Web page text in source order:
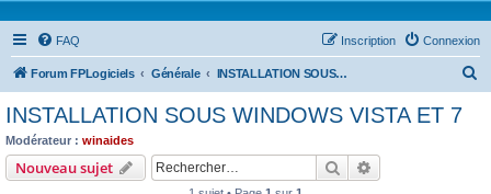
FAQ Connexion
Inscription
Forum FPLogiciels Générale INSTALLATION SOUS WINDOWS VISTA ET 7
INSTALLATION SOUS WINDOWS VISTA ET 7
Modérateur : winaides
Nouveau sujet Rechercher